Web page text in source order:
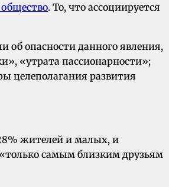
. То, что ассоциируется
об опасности данного явления,
«утрата пассионарности»;
целеполагания развития
жителей и малых, и
самым близким друзьям